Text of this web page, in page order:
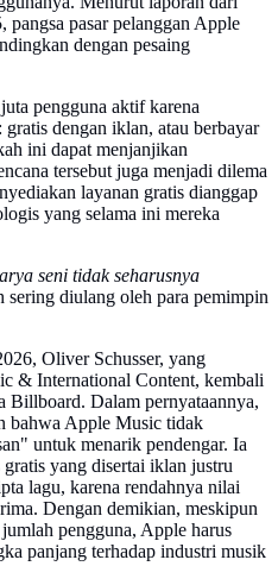
pangsa pasar pelanggan Apple
dengan pesaing
pengguna aktif karena
dengan iklan, atau berbayar
ini dapat menjanjikan
tersebut juga menjadi dilema
layanan gratis dianggap
yang selama ini mereka
seni tidak seharusnya
sering diulang oleh para pemimpin
Oliver Schusser, yang
& International Content, kembali
Billboard. Dalam pernyataannya,
bahwa Apple Music tidak
untuk menarik pendengar. Ia
yang disertai iklan justru
lagu, karena rendahnya nilai
Dengan demikian, meskipun
pengguna, Apple harus
panjang terhadap industri musik